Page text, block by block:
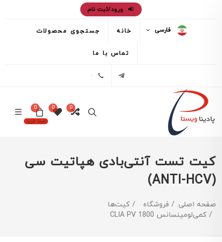
ورود/ثبت نام
فارسی خانه جستجوی محصولات
تماس با ما
تلگرام
0
0
سبد خرید
0
کیت تست آنتی‌بادی هپاتیت سی
(ANTI-HCV)
صفحه اصلی فروشگاه
کیت‌ها
کمی‌لومینسانس CLIA PV 1800